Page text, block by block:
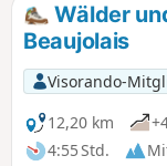
Wälder
Beaujolais
Visorando-
12,20 km
4:55 Std.